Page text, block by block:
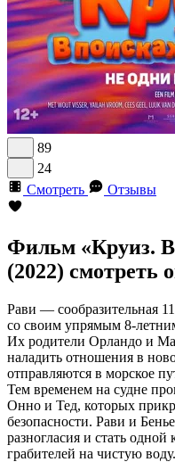
89
24
Смотреть
Отзывы
Фильм «Круиз.
(2022) смотреть
Рави — сообразительная
со своим упрямым 8-
Их родители Орландо и
наладить отношения в
отправляются в морское
Тем временем на судне
Онно и Тед, которых
безопасности. Рави и
разногласия и стать
грабителей на чистую воду.